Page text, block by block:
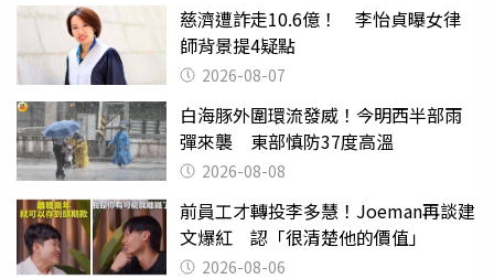
慈濟遭詐走10.6億！ 李怡貞曝女律
師背景提4疑點
2026-08-07
白海豚外圍環流發威！今明西半部雨
彈來襲 東部慎防37度高溫
2026-08-08
前員工才轉投李多慧！Joeman再談建
文爆紅 認「很清楚他的價值」
2026-08-06